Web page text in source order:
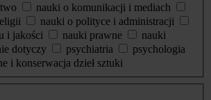
nauki o komunikacji i mediach
nauki o polityce i administracji
i jakości
nauki prawne
nauki
dotyczy psychiatria
psychologia
i konserwacja dzieł sztuki